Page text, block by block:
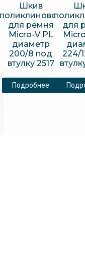
Шкив
для ремня
Micro-V PL
диаметр
200/8 под
втулку 2517
Подробнее
для
224/